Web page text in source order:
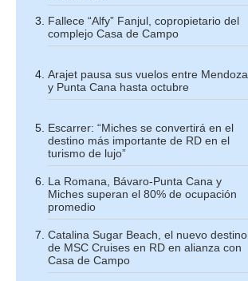
Fallece “Alfy” Fanjul, copropietario del
complejo Casa de Campo
Arajet pausa sus vuelos entre Mendoza
y Punta Cana hasta octubre
Escarrer: “Miches se convertirá en el
destino más importante de RD en el
turismo de lujo”
La Romana, Bávaro-Punta Cana y
Miches superan el 80% de ocupación
promedio
Catalina Sugar Beach, el nuevo destino
de MSC Cruises en RD en alianza con
Casa de Campo